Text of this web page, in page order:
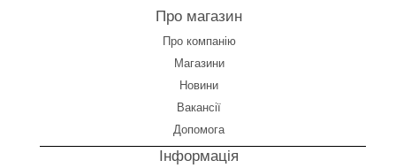
Про магазин
Про компанію
Магазини
Новини
Вакансії
Допомога
Інформація